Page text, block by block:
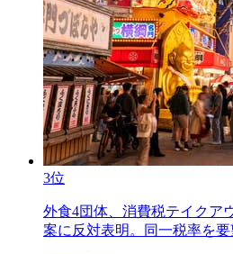
3位
外食4団体、消費税テイクア
案に反対表明。同一税率を要